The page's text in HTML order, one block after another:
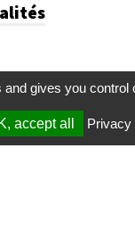
gives you control
accept all
Privacy